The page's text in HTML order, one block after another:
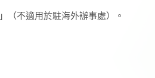
（不適用於駐海外辦事處）。